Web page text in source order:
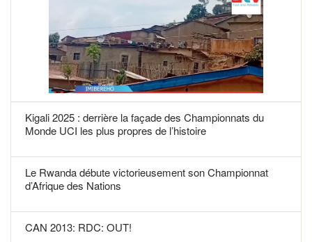
Kigali 2025 : derrière la façade des Championnats du
Monde UCI les plus propres de l’histoire
Le Rwanda débute victorieusement son Championnat
d’Afrique des Nations
CAN 2013: RDC: OUT!